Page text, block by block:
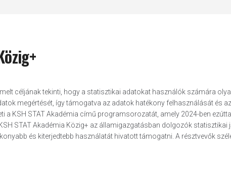
céljának tekinti, hogy a statisztikai adatokat használók számára
megértését, így támogatva az adatok hatékony felhasználását és
a KSH STAT Akadémia című programsorozatát, amely 2024-ben
STAT Akadémia Közig+ az államigazgatásban dolgozók
és kiterjedtebb használatát hivatott támogatni. A résztvevők